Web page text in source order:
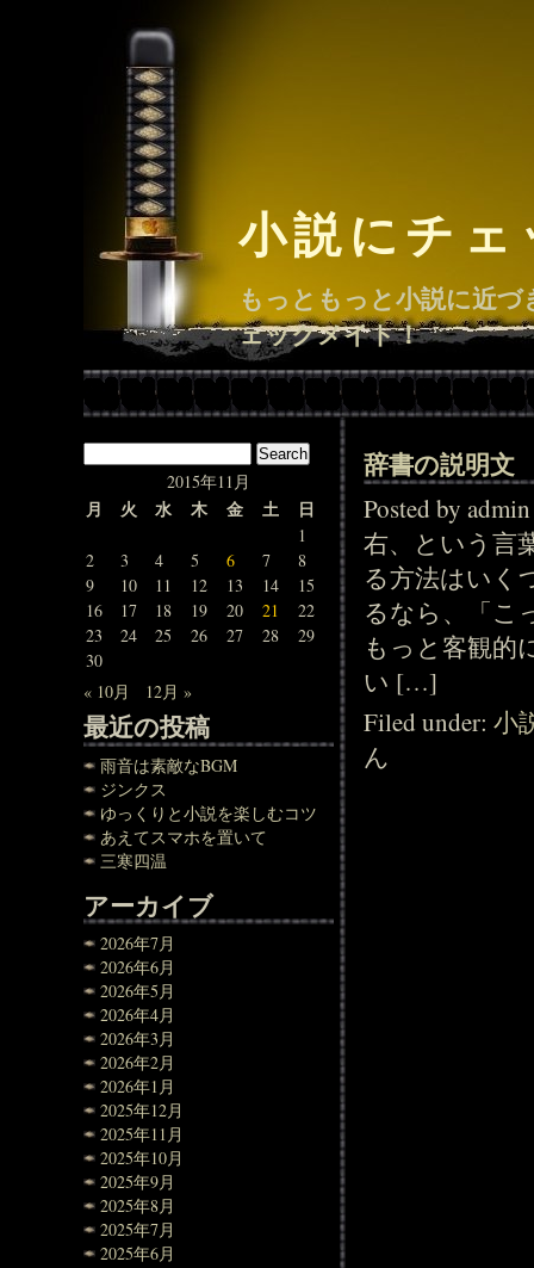
小説にチ
もっともっと小説に近
ェックメイト！
2015年11月
月 火 水 木 金 土 日
1
2
3 4 5 6 7
8
9
10 11 12 13 14
15
16
17 18 19 20 21
22
23
24 25 26 27 28
29
30
« 10月
12月 »
最近の投稿
雨音は素敵なBGM
ジンクス
ゆっくりと小説を楽しむコツ
あえてスマホを置いて
三寒四温
アーカイブ
2026年7月
2026年6月
2026年5月
2026年4月
2026年3月
2026年2月
2026年1月
2025年12月
2025年11月
2025年10月
2025年9月
2025年8月
2025年7月
2025年6月
辞書の説明文
Posted by
右、という言
る方法はいく
るなら、「こ
もっと客観的
い […]
Filed under:小
ん